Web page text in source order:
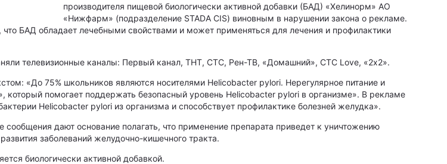
производителя пищевой биологически активной добавки (БАД) «Хелинорм» АО
«Нижфарм» (подразделение STADA CIS) виновным в нарушении закона о рекламе.
БАД обладает лечебными свойствами и может применяться для лечения и профилактики
телевизионные каналы: Первый канал, ТНТ, СТС, Рен-ТВ, «Домашний», СТС Love, «2х2».
«До 75% школьников являются носителями Helicobacter pylori. Нерегулярное питание и
который помогает поддержать безопасный уровень Helicobacter pylori в организме». В рекламе
Helicobacter pylori из организма и способствует профилактике болезней желудка».
дают основание полагать, что применение препарата приведет к уничтожению
заболеваний желудочно-кишечного тракта.
биологически активной добавкой.